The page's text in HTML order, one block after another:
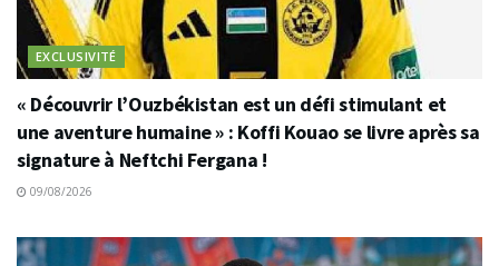
EXCLUSIVITÉ
« Découvrir l’Ouzbékistan est un défi stimulant et
une aventure humaine » : Koffi Kouao se livre après sa
signature à Neftchi Fergana !
09/08/2026